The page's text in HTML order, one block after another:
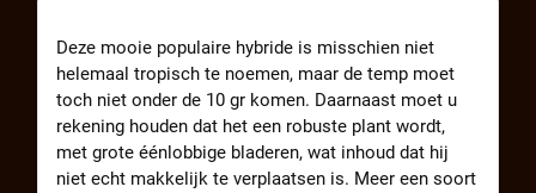
Deze mooie populaire hybride is misschien niet
helemaal tropisch te noemen, maar de temp moet
toch niet onder de 10 gr komen. Daarnaast moet u
rekening houden dat het een robuste plant wordt,
met grote éénlobbige bladeren, wat inhoud dat hij
niet echt makkelijk te verplaatsen is. Meer een soort